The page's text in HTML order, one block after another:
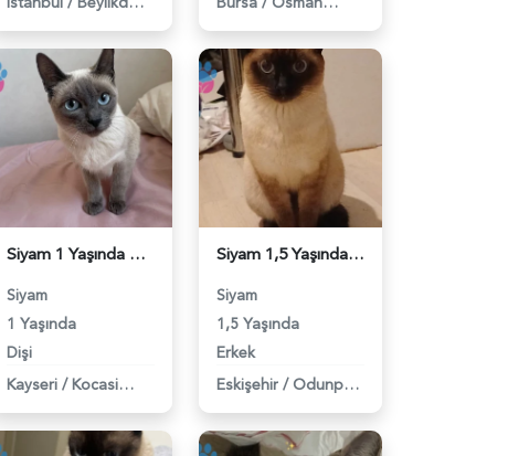
Siyam 1 Yaşında Dişi Kedim Eş Arıyor - 118983766
Siyam
1 Yaşında
Dişi
Kayseri / Kocasinan
Siyam 1,5 Yaşında DUMAN Eş Arıyor - 118983765
Siyam
1,5 Yaşında
Erkek
Eskişehir / Odunpazarı